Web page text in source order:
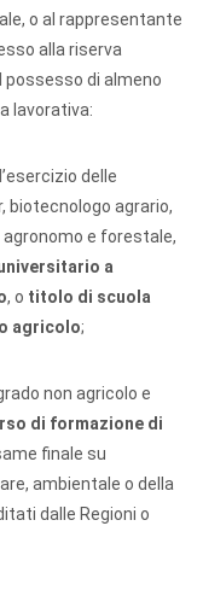
o al rappresentante
alla riserva
di almeno
lavorativa:
delle
biotecnologo agrario,
e forestale,
a
, o titolo di scuola
agricolo;
non agricolo e
di formazione di
finale su
ambientale o della
dalle Regioni o